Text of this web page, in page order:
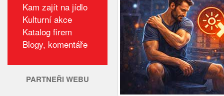
Kam zajít na jídlo
Kulturní akce
Katalog firem
Blogy, komentáře
PARTNEŘI WEBU